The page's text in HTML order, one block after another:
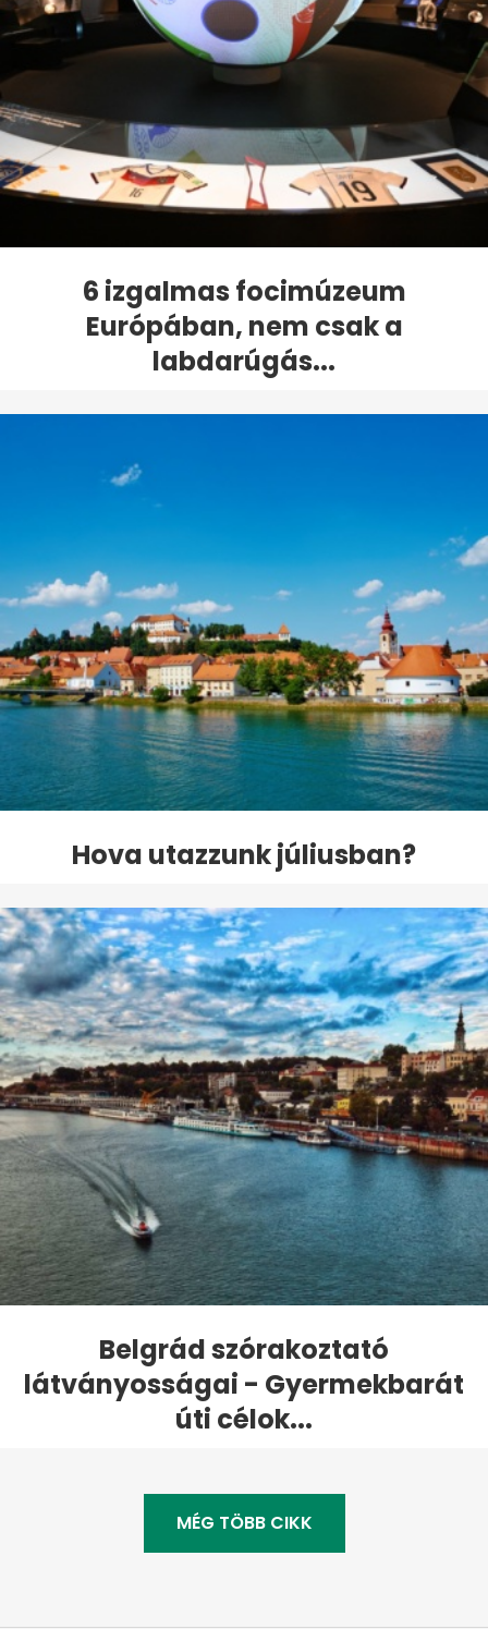
6 izgalmas focimúzeum
Európában, nem csak a
labdarúgás...
Hova utazzunk júliusban?
Belgrád szórakoztató
látványosságai - Gyermekbarát
úti célok...
MÉG TÖBB CIKK